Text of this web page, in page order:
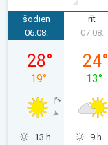
šodien
ceturtdiena, 06.08.
06.08.
28°
19°
13 h
rīt
07.08.
24°
13°
9 h